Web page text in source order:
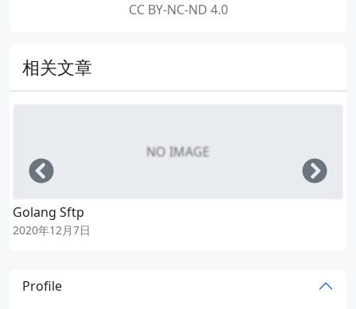
CC BY-NC-ND 4.0
相关文章
NO IMAGE
Golang Sftp
2020年12月7日
Left
Profile